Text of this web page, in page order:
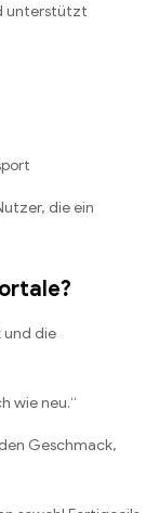
unterstützt
die ein
und die
wie neu.“
Geschmack,